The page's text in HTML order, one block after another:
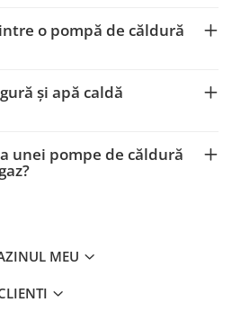
o pompă de căldură
și apă caldă
unei pompe de căldură
MEU